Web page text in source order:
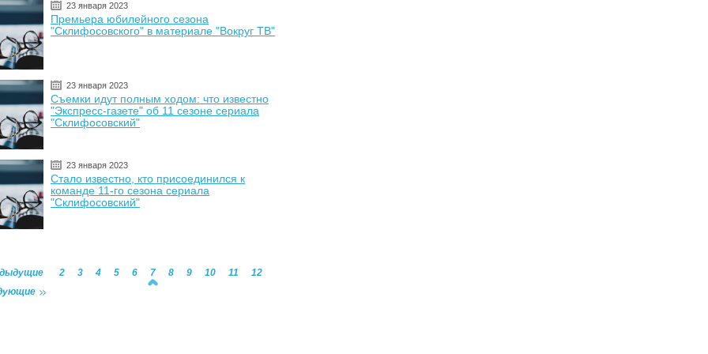
23 января 2023
Премьера юбилейного сезона
"Склифосовского" в материале "Вокруг ТВ"
23 января 2023
Съемки идут полным ходом: что известно
"Экспресс-газете" об 11 сезоне сериала
"Склифосовский"
23 января 2023
Стало известно, кто присоединился к
команде 11-го сезона сериала
"Склифосовский"
2 3 4 5 6 7 8 9 10 11
12